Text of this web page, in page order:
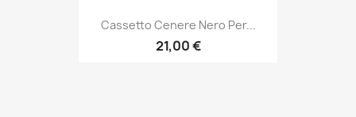
Cassetto Cenere Nero Per...
21,00 €